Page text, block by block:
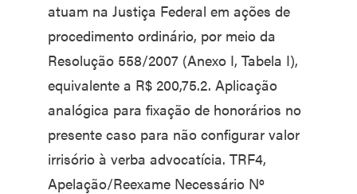
atuam na Justiça Federal em ações de
procedimento ordinário, por meio da
Resolução 558/2007 (Anexo I, Tabela I),
equivalente a R$ 200,75.2. Aplicação
analógica para fixação de honorários no
presente caso para não configurar valor
irrisório à verba advocatícia. TRF4,
Apelação/Reexame Necessário Nº